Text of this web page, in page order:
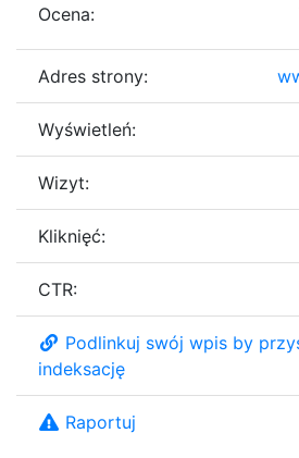
Ocena:
Adres strony:
Wyświetleń:
Wizyt:
Kliknięć:
CTR:
Podlinkuj swój wpis by
indeksację
Raportuj